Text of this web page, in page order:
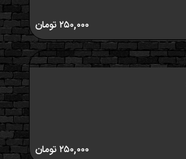
۲۵۰,۰۰۰تومان
۲۵۰,۰۰۰تومان